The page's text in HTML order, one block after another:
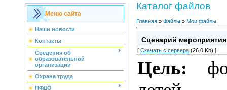
Меню сайта
Наши новости
Контакты
Сведения об
образовательной
организации
Охрана труда
ПФДО
Каталог файлов
Главная » Файлы » Мои файлы
Сценарий
[ Скачать с сервера (26.0 Kb) ]
Цель: